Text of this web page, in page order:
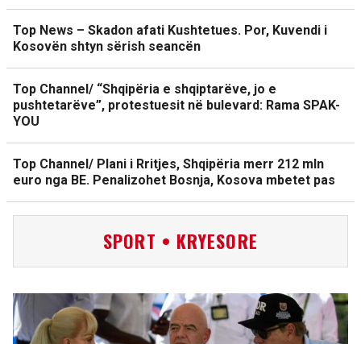
Top News – Skadon afati Kushtetues. Por, Kuvendi i
Kosovën shtyn sërish seancën
Top Channel/ “Shqipëria e shqiptarëve, jo e
pushtetarëve”, protestuesit në bulevard: Rama SPAK-
YOU
Top Channel/ Plani i Rritjes, Shqipëria merr 212 mln
euro nga BE. Penalizohet Bosnja, Kosova mbetet pas
SPORT • KRYESORE